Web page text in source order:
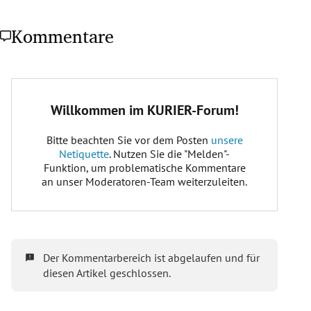
Kommentare